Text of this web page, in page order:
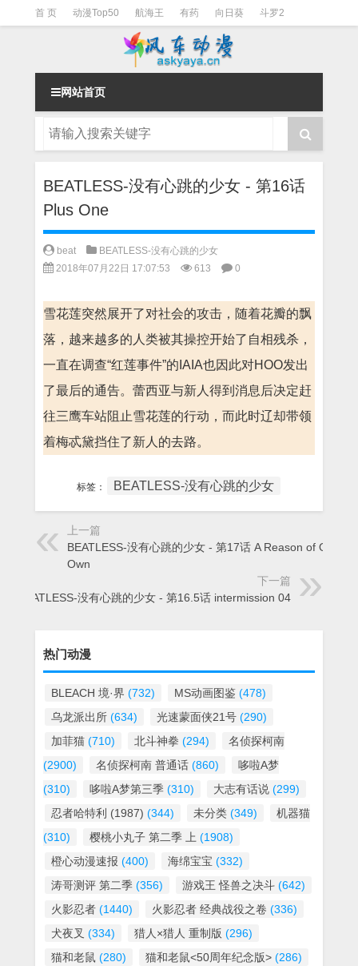
首 页 动漫Top50 航海王 有药 向日葵 斗罗2
一拳超人 柯南 阴阳师
网站首页
BEATLESS-没有心跳的少女 - 第16话
Plus One
beat
BEATLESS-没有心跳的少女
2018年07月22日 17:07:53
613 0
雪花莲突然展开了对社会的攻击，随着花瓣的飘
落，越来越多的人类被其操控开始了自相残杀，
一直在调查“红莲事件”的IAIA也因此对HOO发出
了最后的通告。蕾西亚与新人得到消息后决定赶
往三鹰车站阻止雪花莲的行动，而此时辽却带领
着梅忒黛挡住了新人的去路。
标签： BEATLESS-没有心跳的少女
上一篇
BEATLESS-没有心跳的少女 - 第17话 A Reason of Our
Own
下一篇
BEATLESS-没有心跳的少女 - 第16.5话 intermission 04
热门动漫
BLEACH 境·界 (732) MS动画图鉴 (478)
乌龙派出所 (634) 光速蒙面侠21号 (290)
加菲猫 (710) 北斗神拳 (294)
名侦探柯南
(2900)
名侦探柯南 普通话 (860)
哆啦A梦
(310)
哆啦A梦第三季 (310) 大志有话说 (299)
忍者哈特利 (1987) (344) 未分类 (349)
机器猫
(310)
樱桃小丸子 第二季 上 (1908)
橙心动漫速报 (400) 海绵宝宝 (332)
涛哥测评 第二季 (356) 游戏王 怪兽之决斗 (642)
火影忍者 (1440) 火影忍者 经典战役之卷 (336)
犬夜叉 (334) 猎人×猎人 重制版 (296)
猫和老鼠 (280) 猫和老鼠<50周年纪念版> (286)